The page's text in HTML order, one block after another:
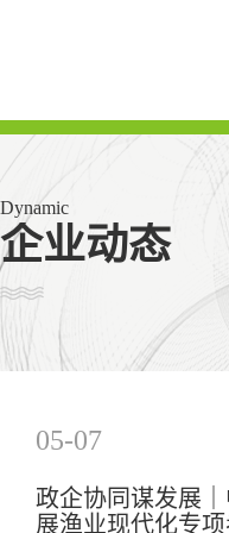
Dynamic
企业动态
05-07
政企协同谋发展
展渔业现代化专